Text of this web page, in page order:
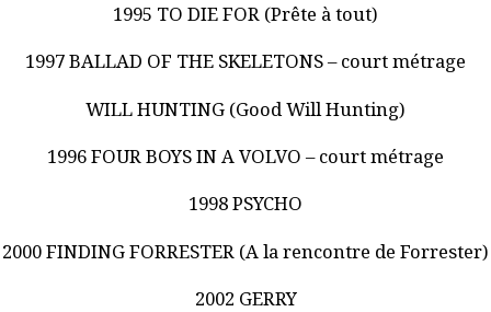
1995 TO DIE FOR (Prête à tout)
1997 BALLAD OF THE SKELETONS – court métrage
WILL HUNTING (Good Will Hunting)
1996 FOUR BOYS IN A VOLVO – court métrage
1998 PSYCHO
2000 FINDING FORRESTER (A la rencontre de Forrester)
2002 GERRY